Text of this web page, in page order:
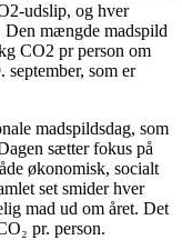
udslip, og hver
Den mængde madspild
CO2 pr person om
september, som er
madspildsdag, som
sætter fokus på
økonomisk, socialt
set smider hver
mad ud om året. Det
pr. person.